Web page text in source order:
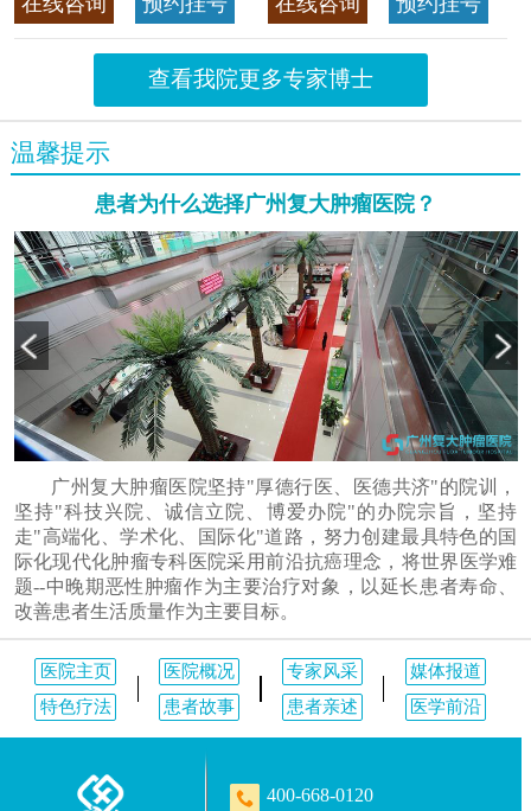
首席专家 >>查看专家详情
查看我院更多专家博士
温馨提示
患者为什么选择广州复大肿瘤医院？
广州复大肿瘤医院坚持"厚德行医、医德共济"的院训，
坚持"科技兴院、诚信立院、博爱办院"的办院宗旨，坚持
走"高端化、学术化、国际化"道路，努力创建最具特色的国
际化现代化肿瘤专科医院采用前沿抗癌理念，将世界医学难
题--中晚期恶性肿瘤作为主要治疗对象，以延长患者寿命、
改善患者生活质量作为主要目标。
医院主页 医院概况 专家风采
媒体报道
特色疗法
患者故事 患者亲述 医学前沿
400-668-0120